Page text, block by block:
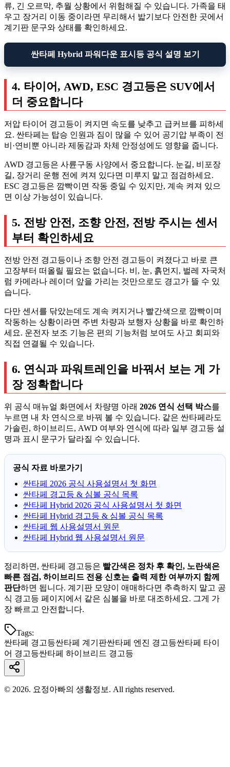
류, 긴 오르막, 추월 상황에서 위험해질 수 있습니다. 가족을 태
우고 장거리 이동 중이라면 무리해서 밟기보다 안전한 곳에서
계기판 문구와 상태를 확인하세요.
싼타페 Hybrid 파워다운 표시등 공식 설명 보기
4. 타이어, AWD, ESC 경고등은 SUV에서
더 중요합니다
저압 타이어 경고등이 켜지면 속도를 낮추고 급커브를 피하세
요. 싼타페는 탑승 인원과 짐이 많을 수 있어 공기압 부족이 전
비·연비뿐 아니라 제동감과 차체 안정성에도 영향을 줍니다.
AWD 경고등은 사륜구동 사양에서 중요합니다. 눈길, 비포장
길, 장거리 운행 전에 켜져 있다면 미루지 말고 점검하세요.
ESC 경고등은 깜빡이면 작동 중일 수 있지만, 계속 켜져 있으
면 이상 가능성이 있습니다.
5. 전방 안전, 조향 안전, 전방 주시는 센서
부터 확인하세요
전방 안전 경고등이나 조향 안전 경고등이 켜졌다고 바로 큰
고장부터 떠올릴 필요는 없습니다. 비, 눈, 흙먼지, 벌레 자국처
럼 카메라나 레이더 앞을 가리는 것만으로도 경고가 뜰 수 있
습니다.
다만 센서를 닦았는데도 계속 켜지거나 빨간색으로 깜빡이며
작동하는 상황이라면 주변 차량과 보행자 상황을 바로 확인하
세요. 운전자 보조 기능은 편의 기능처럼 보여도 사고 회피와
직접 연결될 수 있습니다.
6. 연식과 파워트레인을 바꿔서 보는 게 가
장 정확합니다
위 공식 매뉴얼 화면에서 차량명 아래 2026 연식 선택 박스를
누르면 내 차 연식으로 바꿔 볼 수 있습니다. 같은 싼타페라도
가솔린, 하이브리드, AWD 여부와 연식에 따라 일부 경고등 설
명과 표시 문구가 달라질 수 있습니다.
공식 자료 바로가기
싼타페 2026 공식 사용설명서 첫 화면
싼타페 경고등 & 심볼 공식 목록
싼타페 Hybrid 2026 공식 사용설명서 첫 화면
싼타페 Hybrid 경고등 & 심볼 공식 목록
싼타페 웹 사용설명서 원문
싼타페 Hybrid 웹 사용설명서 원문
정리하면, 싼타페 경고등은 빨간색은 정차 후 확인, 노란색은
빠른 점검, 하이브리드 전용 신호는 출력 제한 여부까지 함께
판단하면 됩니다. 계기판 모양이 애매하다면 추측하지 말고 공
식 경고등 페이지에서 같은 심볼을 바로 대조하세요. 그게 가
장 빠르고 안전합니다.
Tags:
싼타페 경고등싼타페 계기판싼타페 엔진 경고등싼타페 타이
어 경고등싼타페 하이브리드 경고등
© 2026. 요정아빠의 생활정보. All rights reserved.